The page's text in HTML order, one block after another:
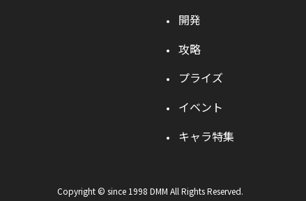
開発
攻略
プライズ
イベント
キャラ特集
Copyright © since 1998 DMM All Rights Reserved.